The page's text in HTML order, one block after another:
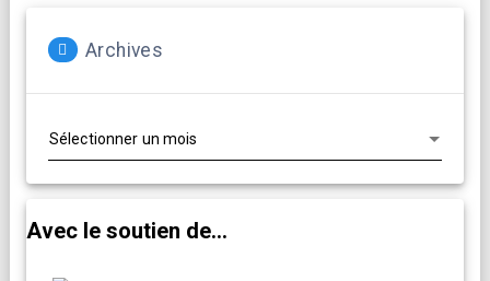
Archives
Avec le soutien de...